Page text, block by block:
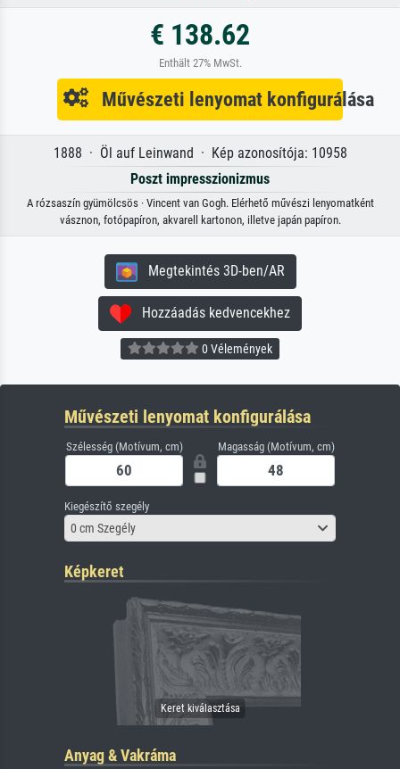
€ 138.62
Enthält 27% MwSt.
Művészeti lenyomat konfigurálása
1888 · Öl auf Leinwand · Kép azonosítója: 10958
Poszt impresszionizmus
A rózsaszín gyümölcsös · Vincent van Gogh. Elérhető művészi lenyomatként
vásznon, fotópapíron, akvarell kartonon, illetve japán papíron.
Megtekintés 3D-ben/AR
Hozzáadás kedvencekhez
0 Vélemények
Művészeti lenyomat konfigurálása
Szélesség (Motívum, cm) Magasság (Motívum, cm)
Kiegészítő szegély
0 cm Szegély
Képkeret
Anyag & Vakráma